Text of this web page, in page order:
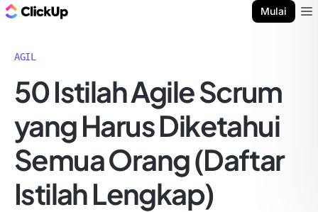
Mulai
AGIL
50 Istilah Agile Scrum
yang Harus Diketahui
Semua Orang (Daftar
Istilah Lengkap)